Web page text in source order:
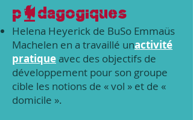
pédagogiques
Helena Heyerick de BuSo Emmaüs
Machelen en a travaillé unactivité
pratique avec des objectifs de
développement pour son groupe
cible les notions de « vol » et de «
domicile ».